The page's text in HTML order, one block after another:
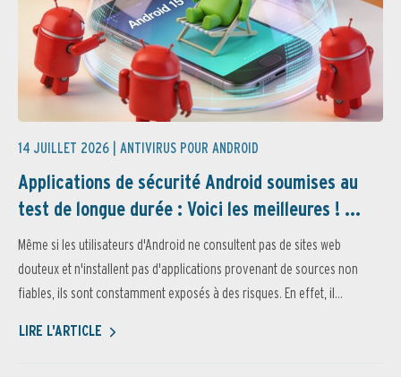
14 JUILLET 2026 | ANTIVIRUS POUR ANDROID
Applications de sécurité Android soumises au
test de longue durée : Voici les meilleures ! ...
Même si les utilisateurs d'Android ne consultent pas de sites web
douteux et n'installent pas d'applications provenant de sources non
fiables, ils sont constamment exposés à des risques. En effet, il...
LIRE L'ARTICLE